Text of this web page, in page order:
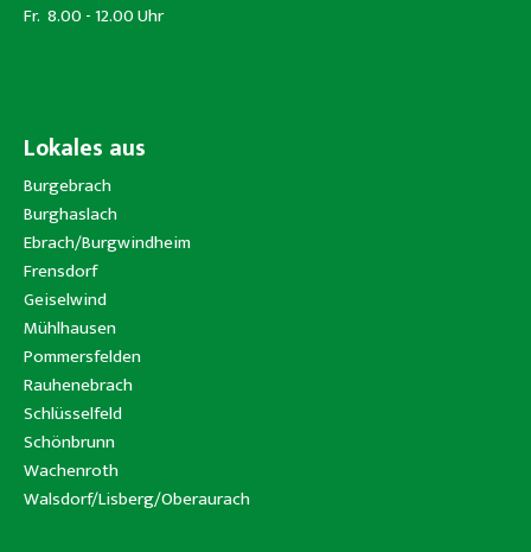
Fr. 8.00 - 12.00 Uhr
Lokales aus
Burgebrach
Burghaslach
Ebrach/Burgwindheim
Frensdorf
Geiselwind
Mühlhausen
Pommersfelden
Rauhenebrach
Schlüsselfeld
Schönbrunn
Wachenroth
Walsdorf/Lisberg/Oberaurach